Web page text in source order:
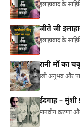
इलाहाबाद के
जीते जी
इलाहाबाद के
रानी माँ का
स्त्री अनुभव और
ईदगाह – मुंशी
मानवीय करुणा